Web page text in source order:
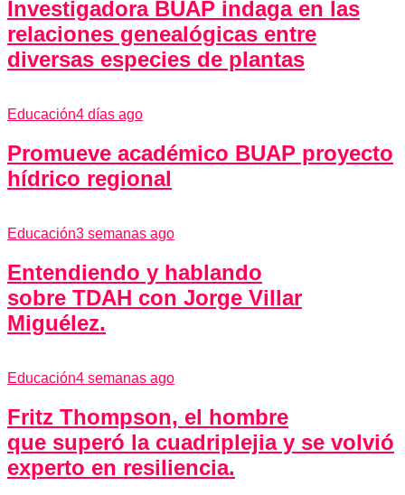
Investigadora BUAP indaga en las
relaciones genealógicas entre
diversas especies de plantas
Educación4 días ago
Promueve académico BUAP proyecto
hídrico regional
Educación3 semanas ago
Entendiendo y hablando
sobre TDAH con Jorge Villar
Miguélez.
Educación4 semanas ago
Fritz Thompson, el hombre
que superó la cuadriplejia y se volvió
experto en resiliencia.